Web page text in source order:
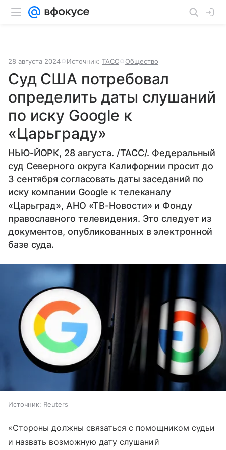
28 августа 2024 Источник: ТАСС Общество
Суд США потребовал
определить даты слушаний
по иску Google к
«Царьграду»
НЬЮ-ЙОРК, 28 августа. /ТАСС/. Федеральный
суд Северного округа Калифорнии просит до
3 сентября согласовать даты заседаний по
иску компании Google к телеканалу
«Царьград», АНО «ТВ-Новости» и Фонду
православного телевидения. Это следует из
документов, опубликованных в электронной
базе суда.
Источник: Reuters
«Стороны должны связаться с помощником судьи
и назвать возможную дату слушаний